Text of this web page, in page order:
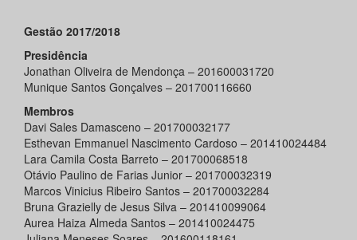
Gestão 2017/2018
Presidência
Jonathan Oliveira de Mendonça – 201600031720
Munique Santos Gonçalves – 201700116660
Membros
Davi Sales Damasceno – 201700032177
Esthevan Emmanuel Nascimento Cardoso – 201410024484
Lara Camila Costa Barreto – 201700068518
Otávio Paulino de Farias Junior – 201700032319
Marcos Vinicius Ribeiro Santos – 201700032284
Bruna Grazielly de Jesus Silva – 201410099064
Aurea Haiza Almeda Santos – 201410024475